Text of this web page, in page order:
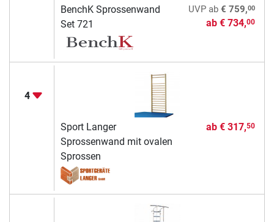
BenchK Sprossenwand
Set 721
UVPab € 759,00
ab € 734,00
4
Sport Langer
Sprossenwand mit ovalen
Sprossen
ab € 317,50